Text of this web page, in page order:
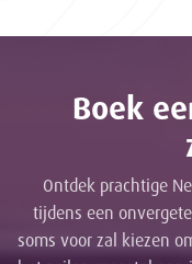
Boek
Ontdek prachtige
tijdens een
soms voor zal kiezen